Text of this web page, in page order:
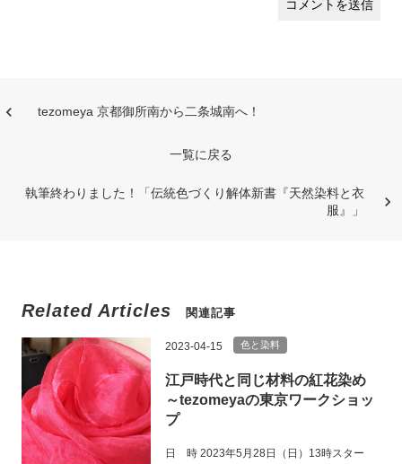
tezomeya 京都御所南から二条城南へ！
一覧に戻る
執筆終わりました！「伝統色づくり解体新書『天然染料と衣
服』」
Related Articles 関連記事
2023-04-15 色と染料
江戸時代と同じ材料の紅花染め
～tezomeyaの東京ワークショッ
プ
日 時 2023年5月28日（日）13時スター